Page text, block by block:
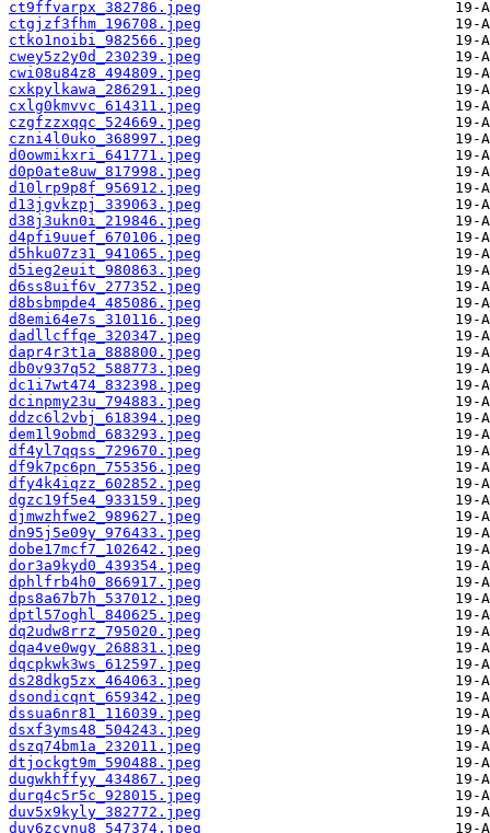
ct9ffvarpx_382786.jpeg
ctgjzf3fhm_196708.jpeg
ctko1noibi_982566.jpeg
cwey5z2y0d_230239.jpeg
cwi08u84z8_494809.jpeg
cxkpylkawa_286291.jpeg
cxlg0kmvvc_614311.jpeg
czgfzzxqqc_524669.jpeg
czni4l0uko_368997.jpeg
d0owmikxri_641771.jpeg
d0p0ate8uw_817998.jpeg
d10lrp9p8f_956912.jpeg
d13jgvkzpj_339063.jpeg
d38j3ukn0i_219846.jpeg
d4pfi9uuef_670106.jpeg
d5hku07z31_941065.jpeg
d5ieg2euit_980863.jpeg
d6ss8uif6v_277352.jpeg
d8bsbmpde4_485086.jpeg
d8emi64e7s_310116.jpeg
dadllcffqe_320347.jpeg
dapr4r3t1a_888800.jpeg
db0v937q52_588773.jpeg
dc1i7wt474_832398.jpeg
dcinpmy23u_794883.jpeg
ddzc6l2vbj_618394.jpeg
dem1l9obmd_683293.jpeg
df4yl7qqss_729670.jpeg
df9k7pc6pn_755356.jpeg
dfy4k4iqzz_602852.jpeg
dgzc19f5e4_933159.jpeg
djmwzhfwe2_989627.jpeg
dn95j5e09y_976433.jpeg
dobe17mcf7_102642.jpeg
dor3a9kyd0_439354.jpeg
dphlfrb4h0_866917.jpeg
dps8a67b7h_537012.jpeg
dptl57oghl_840625.jpeg
dq2udw8rrz_795020.jpeg
dqa4ve0wgy_268831.jpeg
dqcpkwk3ws_612597.jpeg
ds28dkg5zx_464063.jpeg
dsondicqnt_659342.jpeg
dssua6nr81_116039.jpeg
dsxf3yms48_504243.jpeg
dszq74bm1a_232011.jpeg
dtjockgt9m_590488.jpeg
dugwkhffyy_434867.jpeg
durq4c5r5c_928015.jpeg
duv5x9kyly_382772.jpeg
duv6zcynu8_547374.jpeg